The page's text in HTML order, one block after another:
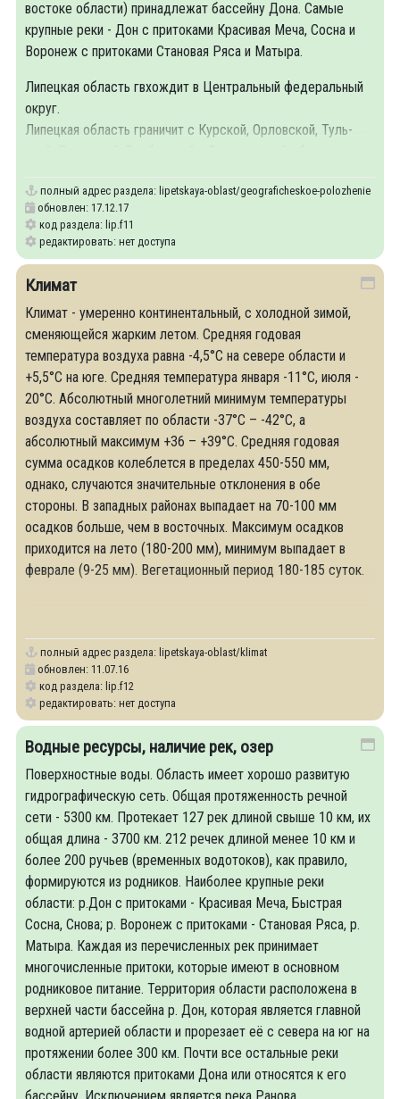
востоке области) принадлежат бассейну Дона. Самые
крупные реки - Дон с притоками Красивая Меча, Сосна и
Воронеж с притоками Становая Ряса и Матыра.
Ли­пец­кая об­ласть гвхождит в Центральный федеральный
округ.
Ли­пец­кая об­ласть гра­ни­чит с Кур­ской, Ор­лов­ской, Туль­
полный адрес раздела: lipetskaya-oblast/geograficheskoe-polozhenie
обновлен: 17.12.17
код раздела: lip.f11
редактировать: нет доступа
Климат
Климат - умеренно континентальный, с холодной зимой,
сменяющейся жарким летом. Средняя годовая
температура воздуха равна -4,5°C на севере области и
+5,5°C на юге. Средняя температура января -11°C, июля -
20°C. Абсолютный многолетний минимум температуры
воздуха составляет по области -37°С – -42°С, а
абсолютный максимум +36 – +39°С. Средняя годовая
сумма осадков колеблется в пределах 450-550 мм,
однако, случаются значительные отклонения в обе
стороны. В западных районах выпадает на 70-100 мм
осадков больше, чем в восточных. Максимум осадков
приходится на лето (180-200 мм), минимум выпадает в
феврале (9-25 мм). Вегетационный период 180-185 суток.
полный адрес раздела: lipetskaya-oblast/klimat
обновлен: 11.07.16
код раздела: lip.f12
редактировать: нет доступа
Водные ресурсы, наличие рек, озер
Поверхностные воды. Область имеет хорошо развитую
гидрографическую сеть. Общая протяженность речной
сети - 5300 км. Протекает 127 рек длиной свыше 10 км, их
общая длина - 3700 км. 212 речек длиной менее 10 км и
более 200 ручьев (временных водотоков), как правило,
формируются из родников. Наиболее крупные реки
области: р.Дон с притоками - Красивая Меча, Быстрая
Сосна, Снова; р. Воронеж с притоками - Становая Ряса, р.
Матыра. Каждая из перечисленных рек принимает
многочисленные притоки, которые имеют в основном
родниковое питание. Территория области расположена в
верхней части бассейна р. Дон, которая является главной
водной артерией области и прорезает её с севера на юг на
протяжении более 300 км. Почти все остальные реки
области являются притоками Дона или относятся к его